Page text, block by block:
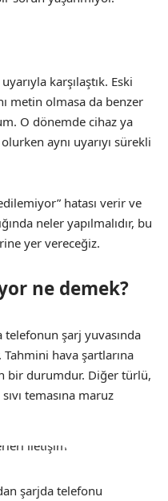
karşılaştık. Eski
metin olmasa da benzer
O dönemde cihaz ya
aynı uyarıyı sürekli
hatası verir ve
neler yapılmalıdır, bu
yer vereceğiz.
ne demek?
telefonun şarj yuvasında
Tahmini hava şartlarına
bir durumdur. Diğer türlü,
temasına maruz
şarjda telefonu